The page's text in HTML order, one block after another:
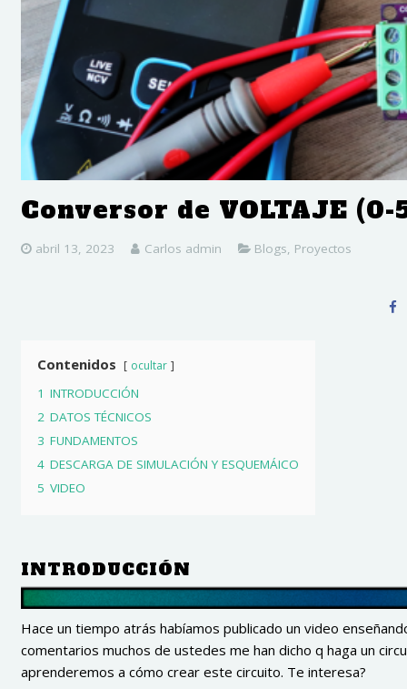
Conversor de VOLTAJE
abril 13, 2023 Carlos admin Blogs Proyectos
Contenidos ocultar
1 INTRODUCCIÓN
2 DATOS TÉCNICOS
3 FUNDAMENTOS
4 DESCARGA DE SIMULACIÓN Y ESQUEMÁICO
5 VIDEO
INTRODUCCIÓN
Hace un tiempo atrás habíamos publicado un video
comentarios muchos de ustedes me han dicho q haga un
aprenderemos a cómo crear este circuito. Te interesa?